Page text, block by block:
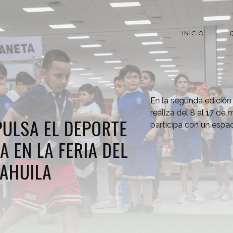
INICIO
EL DEPORTE
EN LA FERIA DEL
En la segunda
realiza del 8 al 17 de
participa con un